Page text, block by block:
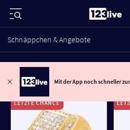
Schnäppchen & Angebote
Mit der App noch schneller
LETZTE CHANCE